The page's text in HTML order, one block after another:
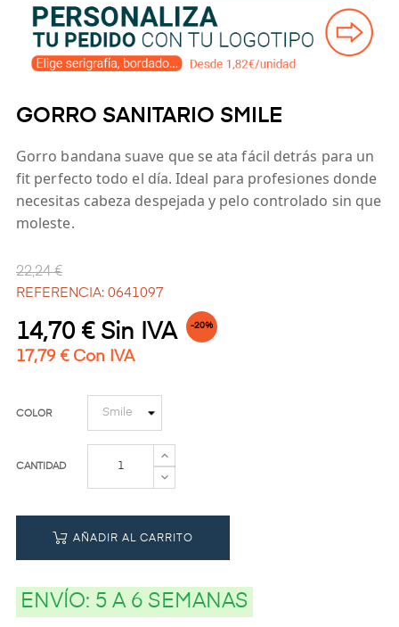
GORRO SANITARIO SMILE
Gorro bandana suave que se ata fácil detrás para un
fit perfecto todo el día. Ideal para profesiones donde
necesitas cabeza despejada y pelo controlado sin que
moleste.
22,24 €
REFERENCIA: 0641097
14,70 € Sin IVA -20%
17,79 € Con IVA
COLOR
CANTIDAD
AÑADIR AL CARRITO
ENVÍO: 5 A 6 SEMANAS